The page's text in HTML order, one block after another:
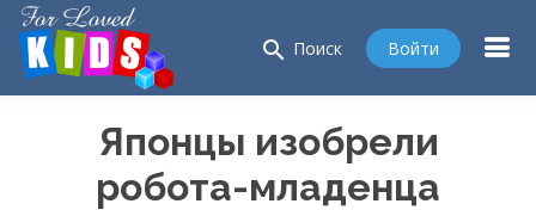
search Поиск Войти
Японцы изобрели
робота-младенца